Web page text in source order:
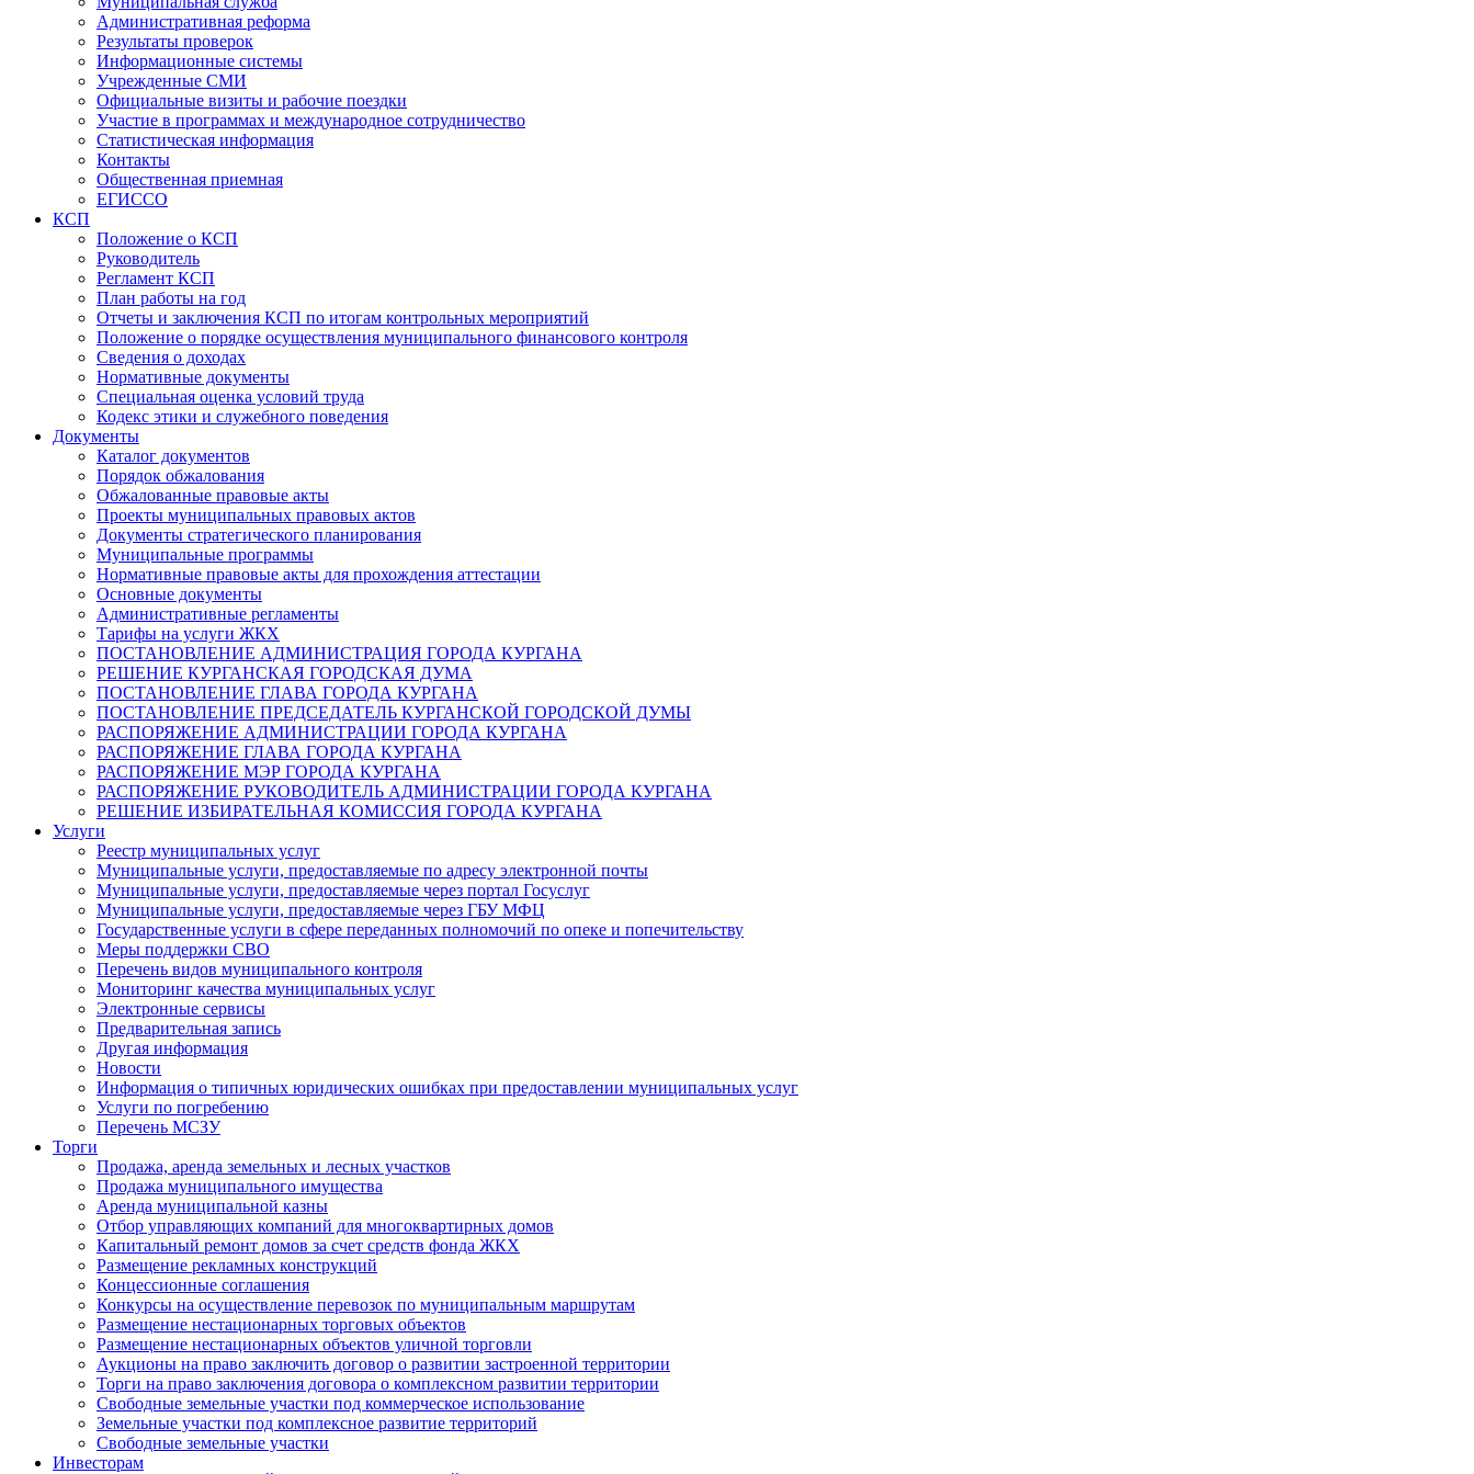
Административная реформа
Результаты проверок
Информационные системы
Учрежденные СМИ
Официальные визиты и рабочие поездки
Участие в программах и международное сотрудничество
Статистическая информация
Контакты
Общественная приемная
ЕГИССО
КСП
Положение о КСП
Руководитель
Регламент КСП
План работы на год
Отчеты и заключения КСП по итогам контрольных мероприятий
Положение о порядке осуществления муниципального финансового контроля
Сведения о доходах
Нормативные документы
Специальная оценка условий труда
Кодекс этики и служебного поведения
Документы
Каталог документов
Порядок обжалования
Обжалованные правовые акты
Проекты муниципальных правовых актов
Документы стратегического планирования
Муниципальные программы
Нормативные правовые акты для прохождения аттестации
Основные документы
Административные регламенты
Тарифы на услуги ЖКХ
ПОСТАНОВЛЕНИЕ АДМИНИСТРАЦИЯ ГОРОДА КУРГАНА
РЕШЕНИЕ КУРГАНСКАЯ ГОРОДСКАЯ ДУМА
ПОСТАНОВЛЕНИЕ ГЛАВА ГОРОДА КУРГАНА
ПОСТАНОВЛЕНИЕ ПРЕДСЕДАТЕЛЬ КУРГАНСКОЙ ГОРОДСКОЙ ДУМЫ
РАСПОРЯЖЕНИЕ АДМИНИСТРАЦИИ ГОРОДА КУРГАНА
РАСПОРЯЖЕНИЕ ГЛАВА ГОРОДА КУРГАНА
РАСПОРЯЖЕНИЕ МЭР ГОРОДА КУРГАНА
РАСПОРЯЖЕНИЕ РУКОВОДИТЕЛЬ АДМИНИСТРАЦИИ ГОРОДА КУРГАНА
РЕШЕНИЕ ИЗБИРАТЕЛЬНАЯ КОМИССИЯ ГОРОДА КУРГАНА
Услуги
Реестр муниципальных услуг
Муниципальные услуги, предоставляемые по адресу электронной почты
Муниципальные услуги, предоставляемые через портал Госуслуг
Муниципальные услуги, предоставляемые через ГБУ МФЦ
Государственные услуги в сфере переданных полномочий по опеке и попечительству
Меры поддержки СВО
Перечень видов муниципального контроля
Мониторинг качества муниципальных услуг
Электронные сервисы
Предварительная запись
Другая информация
Новости
Информация о типичных юридических ошибках при предоставлении муниципальных услуг
Услуги по погребению
Перечень МСЗУ
Торги
Продажа, аренда земельных и лесных участков
Продажа муниципального имущества
Аренда муниципальной казны
Отбор управляющих компаний для многоквартирных домов
Капитальный ремонт домов за счет средств фонда ЖКХ
Размещение рекламных конструкций
Концессионные соглашения
Конкурсы на осуществление перевозок по муниципальным маршрутам
Размещение нестационарных торговых объектов
Размещение нестационарных объектов уличной торговли
Аукционы на право заключить договор о развитии застроенной территории
Торги на право заключения договора о комплексном развитии территории
Свободные земельные участки под коммерческое использование
Земельные участки под комплексное развитие территорий
Свободные земельные участки
Инвесторам